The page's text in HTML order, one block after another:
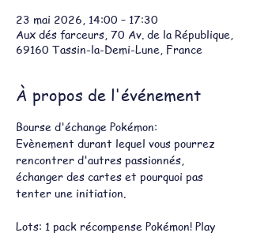
23 mai 2026, 14:00 – 17:30
Aux dés farceurs, 70 Av. de la République,
69160 Tassin-la-Demi-Lune, France
À propos de l'événement
Bourse d'échange Pokémon:
Evènement durant lequel vous pourrez
rencontrer d'autres passionnés,
échanger des cartes et pourquoi pas
tenter une initiation.
Lots: 1 pack récompense Pokémon! Play